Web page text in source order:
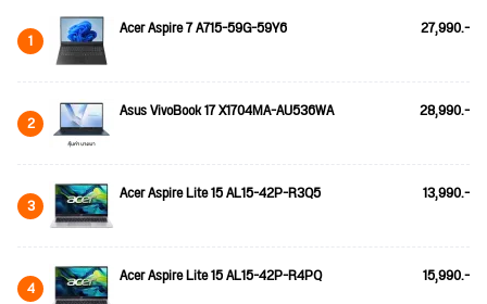
1 Acer Aspire 7 A715-59G-59Y6 27,990.-
2 Asus VivoBook 17 X1704MA-AU536WA 28,990.-
3 Acer Aspire Lite 15 AL15-42P-R3Q5 13,990.-
4 Acer Aspire Lite 15 AL15-42P-R4PQ 15,990.-